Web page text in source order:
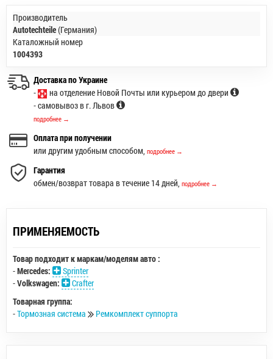
Производитель
Autotechteile(Германия)
Каталожный номер
1004393
Доставка по Украине
-
на отделение Новой Почты или курьером до двери
- самовывоз в г. Львов
подробнее →
Оплата при получении
или другим удобным способом, подробнее →
Гарантия
обмен/возврат товара в течение 14 дней, подробнее →
ПРИМЕНЯЕМОСТЬ
Товар подходит к маркам/моделям авто :
-Mercedes:
Sprinter
-Volkswagen:
Crafter
Товарная группа:
-Тормозная система Ремкомплект суппорта